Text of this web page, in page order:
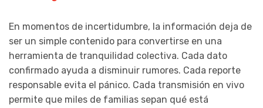
En momentos de incertidumbre, la información deja de
ser un simple contenido para convertirse en una
herramienta de tranquilidad colectiva. Cada dato
confirmado ayuda a disminuir rumores. Cada reporte
responsable evita el pánico. Cada transmisión en vivo
permite que miles de familias sepan qué está